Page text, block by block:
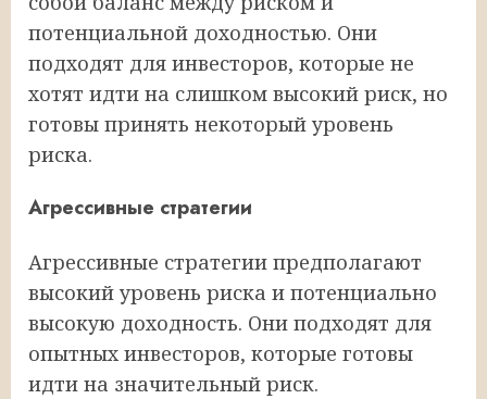
потенциальной доходностью. Они
подходят для инвесторов, которые не
хотят идти на слишком высокий риск, но
готовы принять некоторый уровень
риска.
Агрессивные стратегии
Агрессивные стратегии предполагают
высокий уровень риска и потенциально
высокую доходность. Они подходят для
опытных инвесторов, которые готовы
идти на значительный риск.